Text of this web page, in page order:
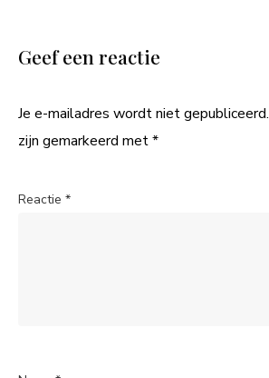
Geef een reactie
Je e-mailadres wordt niet gepubliceerd.
zijn gemarkeerd met*
Reactie *